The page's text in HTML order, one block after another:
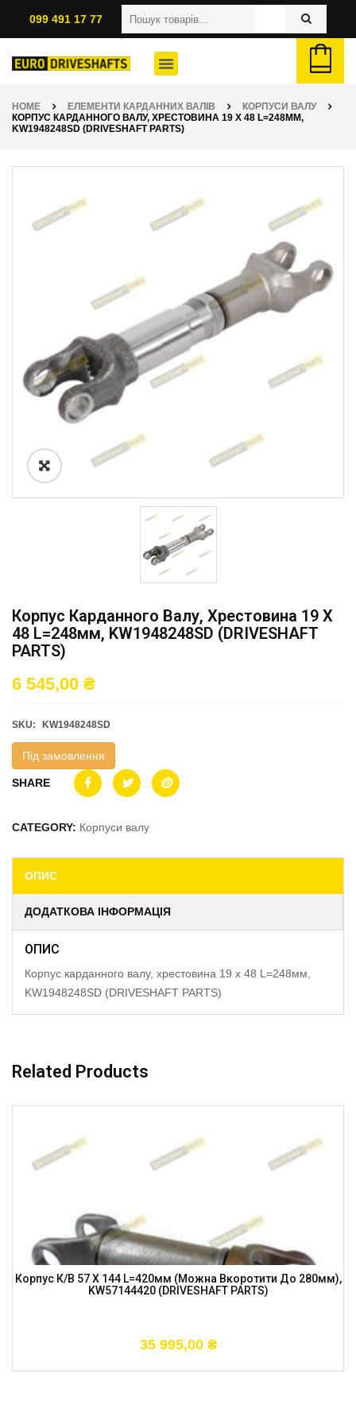
099 491 17 77
HOME ЕЛЕМЕНТИ КАРДАННИХ ВАЛІВ
КОРПУСИ ВАЛУ
КОРПУС КАРДАННОГО ВАЛУ, ХРЕСТОВИНА 19 X 48 L=248ММ,
KW1948248SD (DRIVESHAFT PARTS)
Корпус Карданного Валу, Хрестовина 19 X
48 L=248мм, KW1948248SD (DRIVESHAFT
PARTS)
6 545,00 ₴
SKU: KW1948248SD
Під замовлення
SHARE
CATEGORY: Корпуси валу
ОПИС
ДОДАТКОВА ІНФОРМАЦІЯ
ОПИС
Корпус карданного валу, хрестовина 19 x 48 L=248мм,
KW1948248SD (DRIVESHAFT PARTS)
Related Products
Корпус К/в 57 X 144 L=420мм (можна Вкоротити До 280мм),
KW57144420 (DRIVESHAFT PARTS)
35 995,00 ₴